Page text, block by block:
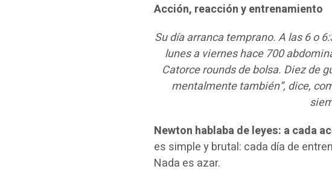
Acción, reacción y entrenamiento
Su día arranca temprano. A las 6 o
lunes a viernes hace 700
Catorce rounds de bolsa. Diez de
mentalmente también”, dice,
Newton hablaba de leyes: a cada
es simple y brutal: cada día de
Nada es azar.